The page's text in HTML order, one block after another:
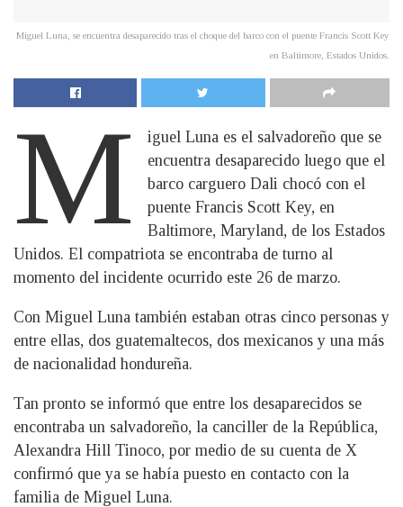
Miguel Luna, se encuentra desaparecido tras el choque del barco con el puente Francis Scott Key
en Baltimore, Estados Unidos.
M
iguel Luna es el salvadoreño que se
encuentra desaparecido luego que el
barco carguero Dali chocó con el
puente Francis Scott Key, en
Baltimore, Maryland, de los Estados
Unidos. El compatriota se encontraba de turno al
momento del incidente ocurrido este 26 de marzo.
Con Miguel Luna también estaban otras cinco personas y
entre ellas, dos guatemaltecos, dos mexicanos y una más
de nacionalidad hondureña.
Tan pronto se informó que entre los desaparecidos se
encontraba un salvadoreño, la canciller de la República,
Alexandra Hill Tinoco, por medio de su cuenta de X
confirmó que ya se había puesto en contacto con la
familia de Miguel Luna.